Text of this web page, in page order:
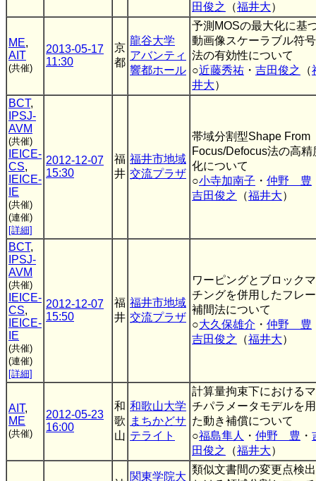
田俊之
（福井大）
ME,
AIT
(共催)
2013-05-17
11:30
京
都
龍谷大学
アバンティ
響都ホール
予測MOSの最大化に基
動画像スケーラブル符
法の有効性について
○近藤秀祐 ・ 吉田俊之 （
井大）
BCT,
IPSJ-
AVM
(共催)
IEICE-
CS,
IEICE-
IE
(共催)
(連催)
[詳細]
2012-12-07
15:30
福
井
福井市地域
交流プラザ
帯域分割型Shape From
Focus/Defocus法の高精
化について
○小寺加南子 ・ 仲野 豊
吉田俊之
（福井大）
BCT,
IPSJ-
AVM
(共催)
IEICE-
CS,
IEICE-
IE
(共催)
(連催)
[詳細]
2012-12-07
15:50
福
井
福井市地域
交流プラザ
ワーピングとブロック
チングを併用したフレ
補間法について
○大久保雄介 ・ 仲野 豊
吉田俊之
（福井大）
AIT,
ME
(共催)
2012-05-23
16:00
和
歌
山
和歌山大学
まちかどサ
テライト
計算量拘束下における
チパラメータモデルを
た動き補償について
○福島隼人 ・ 仲野 豊 ・
田俊之
（福井大）
関東学院大
類似文書間の変更点検